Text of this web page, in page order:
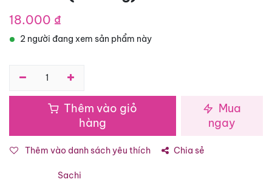
18.000 ₫
2 người đang xem sản phẩm này
Thêm vào giỏ
hàng
Mua
ngay
Thêm vào danh sách yêu thích Chia sẻ
Sachi